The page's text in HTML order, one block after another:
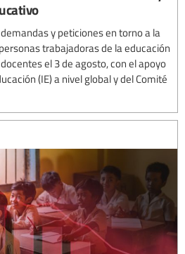
y peticiones en torno a la
trabajadoras de la educación
el 3 de agosto, con el apoyo
(IE) a nivel global y del Comité